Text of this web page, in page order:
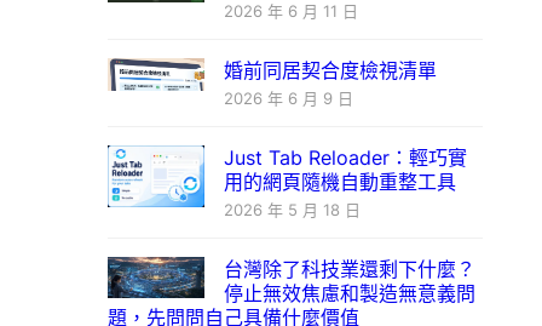
2026 年 6 月 11 日
婚前同居契合度檢視清單
2026 年 6 月 9 日
Just Tab Reloader：輕巧實
用的網頁隨機自動重整工具
2026 年 5 月 18 日
台灣除了科技業還剩下什麼？
停止無效焦慮和製造無意義問
題，先問問自己具備什麼價值